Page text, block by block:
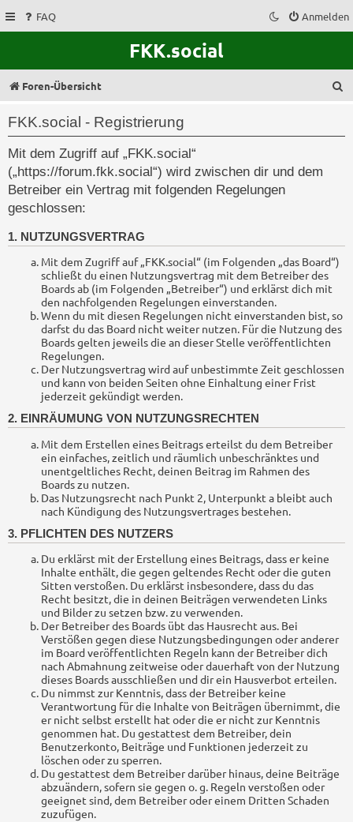
FAQ Anmelden
FKK.social
Foren-Übersicht
FKK.social - Registrierung
Mit dem Zugriff auf „FKK.social“
(„https://forum.fkk.social“) wird zwischen dir und dem
Betreiber ein Vertrag mit folgenden Regelungen
geschlossen:
1. NUTZUNGSVERTRAG
Mit dem Zugriff auf „FKK.social“ (im Folgenden „das Board“)
schließt du einen Nutzungsvertrag mit dem Betreiber des
Boards ab (im Folgenden „Betreiber“) und erklärst dich mit
den nachfolgenden Regelungen einverstanden.
Wenn du mit diesen Regelungen nicht einverstanden bist, so
darfst du das Board nicht weiter nutzen. Für die Nutzung des
Boards gelten jeweils die an dieser Stelle veröffentlichten
Regelungen.
Der Nutzungsvertrag wird auf unbestimmte Zeit geschlossen
und kann von beiden Seiten ohne Einhaltung einer Frist
jederzeit gekündigt werden.
2. EINRÄUMUNG VON NUTZUNGSRECHTEN
Mit dem Erstellen eines Beitrags erteilst du dem Betreiber
ein einfaches, zeitlich und räumlich unbeschränktes und
unentgeltliches Recht, deinen Beitrag im Rahmen des
Boards zu nutzen.
Das Nutzungsrecht nach Punkt 2, Unterpunkt a bleibt auch
nach Kündigung des Nutzungsvertrages bestehen.
3. PFLICHTEN DES NUTZERS
Du erklärst mit der Erstellung eines Beitrags, dass er keine
Inhalte enthält, die gegen geltendes Recht oder die guten
Sitten verstoßen. Du erklärst insbesondere, dass du das
Recht besitzt, die in deinen Beiträgen verwendeten Links
und Bilder zu setzen bzw. zu verwenden.
Der Betreiber des Boards übt das Hausrecht aus. Bei
Verstößen gegen diese Nutzungsbedingungen oder anderer
im Board veröffentlichten Regeln kann der Betreiber dich
nach Abmahnung zeitweise oder dauerhaft von der Nutzung
dieses Boards ausschließen und dir ein Hausverbot erteilen.
Du nimmst zur Kenntnis, dass der Betreiber keine
Verantwortung für die Inhalte von Beiträgen übernimmt, die
er nicht selbst erstellt hat oder die er nicht zur Kenntnis
genommen hat. Du gestattest dem Betreiber, dein
Benutzerkonto, Beiträge und Funktionen jederzeit zu
löschen oder zu sperren.
Du gestattest dem Betreiber darüber hinaus, deine Beiträge
abzuändern, sofern sie gegen o. g. Regeln verstoßen oder
geeignet sind, dem Betreiber oder einem Dritten Schaden
zuzufügen.